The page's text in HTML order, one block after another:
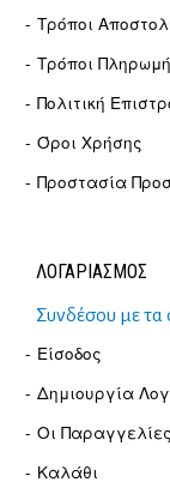
Τρόποι
Τρόποι
Πολιτική
Όροι Χρήσης
Προστασία
ΛΟΓΑΡΙΑΣΜΟΣ
Συνδέσου με τα
Είσοδος
Δημιουργία
Οι
Καλάθι